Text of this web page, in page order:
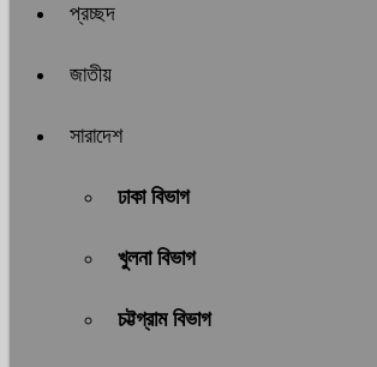
প্রচ্ছদ
জাতীয়
সারাদেশ
ঢাকা বিভাগ
খুলনা বিভাগ
চট্টগ্রাম বিভাগ